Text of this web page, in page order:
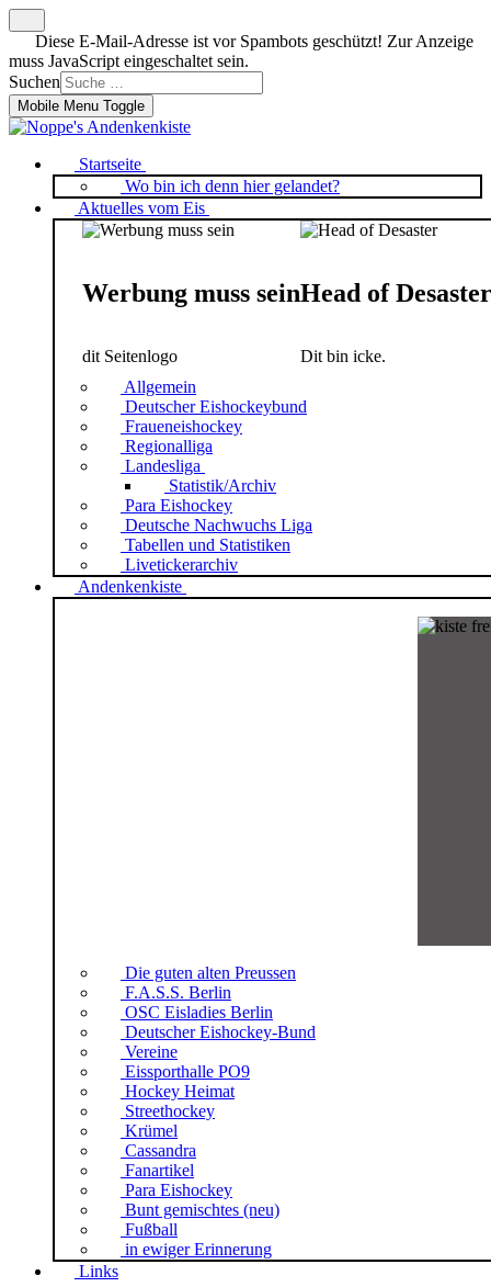
Diese E-Mail-Adresse ist vor Spambots geschützt! Zur Anzeige
muss JavaScript eingeschaltet sein.
Suchen
Mobile Menu Toggle
Startseite
Wo bin ich denn hier gelandet?
Aktuelles vom Eis
Werbung muss sein
dit Seitenlogo
Head of Desaster
Dit bin icke.
Allgemein
Deutscher Eishockeybund
Fraueneishockey
Regionalliga
Landesliga
Statistik/Archiv
Para Eishockey
Deutsche Nachwuchs Liga
Tabellen und Statistiken
Livetickerarchiv
Andenkenkiste
Die guten alten Preussen
F.A.S.S. Berlin
OSC Eisladies Berlin
Deutscher Eishockey-Bund
Vereine
Eissporthalle PO9
Hockey Heimat
Streethockey
Krümel
Cassandra
Fanartikel
Para Eishockey
Bunt gemischtes (neu)
Fußball
in ewiger Erinnerung
Links